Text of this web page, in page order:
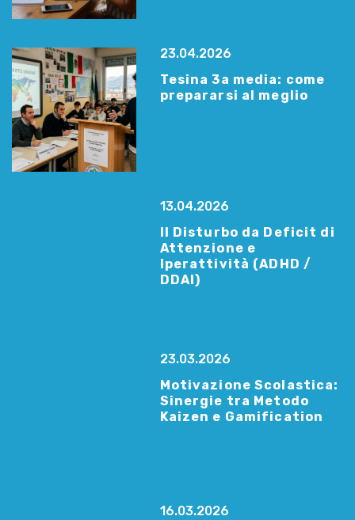
23.04.2026
Tesina 3a media: come
prepararsi al meglio
13.04.2026
Il Disturbo da Deficit di
Attenzione e
Iperattività (ADHD /
DDAI)
23.03.2026
Motivazione Scolastica:
Sinergie tra Metodo
Kaizen e Gamification
16.03.2026